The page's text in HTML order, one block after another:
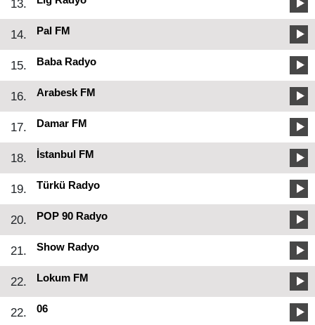
13.
14. Pal FM
15. Baba Radyo
16. Arabesk FM
17. Damar FM
18. İstanbul FM
19. Türkü Radyo
20. POP 90 Radyo
21. Show Radyo
22. Lokum FM
22. 06